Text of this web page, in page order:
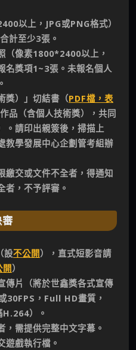
以上，JPG或PNG格式）
計至少3張。
（像素1800*2400以上，
名獎項1~3張。未報名個人
獎）」切結書（PDF檔，表
（含個人技術獎），共同
。請印出親簽後，掃描上
教學發展中心企劃管考組辦
繳交或文件不全者，得通知
者，不予評審。
設不公開），直式短影音請
開）
傳片（將於世鑫獎各式宣傳
30FPS，Full HD畫質，
）。
，需提供完整中文字幕。
遊戲執行檔。